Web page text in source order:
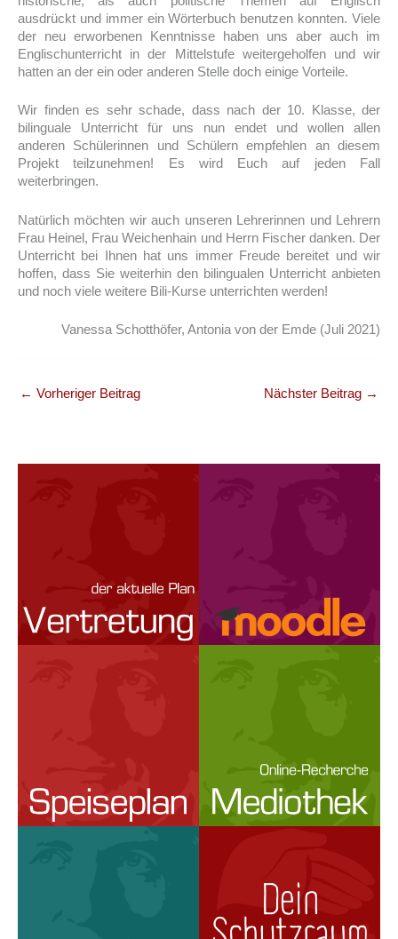
ausdrückt und immer ein Wörterbuch benutzen konnten. Viele
der neu erworbenen Kenntnisse haben uns aber auch im
Englischunterricht in der Mittelstufe weitergeholfen und wir
hatten an der ein oder anderen Stelle doch einige Vorteile.
Wir finden es sehr schade, dass nach der 10. Klasse, der
bilinguale Unterricht für uns nun endet und wollen allen
anderen Schülerinnen und Schülern empfehlen an diesem
Projekt teilzunehmen! Es wird Euch auf jeden Fall
weiterbringen.
Natürlich möchten wir auch unseren Lehrerinnen und Lehrern
Frau Heinel, Frau Weichenhain und Herrn Fischer danken. Der
Unterricht bei Ihnen hat uns immer Freude bereitet und wir
hoffen, dass Sie weiterhin den bilingualen Unterricht anbieten
und noch viele weitere Bili-Kurse unterrichten werden!
Vanessa Schotthöfer, Antonia von der Emde (Juli 2021)
← Vorheriger Beitrag Nächster Beitrag →